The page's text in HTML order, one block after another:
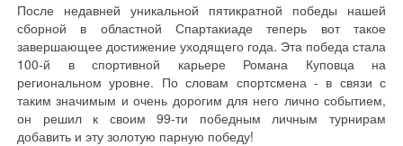
После недавней уникальной пятикратной победы нашей
сборной в областной Спартакиаде теперь вот такое
завершающее достижение уходящего года. Эта победа стала
100-й в спортивной карьере Романа Куповца на
региональном уровне. По словам спортсмена - в связи с
таким значимым и очень дорогим для него лично событием,
он решил к своим 99-ти победным личным турнирам
добавить и эту золотую парную победу!